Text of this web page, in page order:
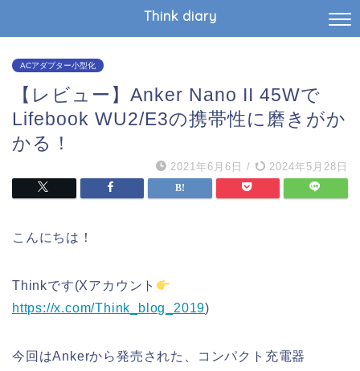
Think diary
ACアダプター小型化
【レビュー】Anker Nano II 45Wで
Lifebook WU2/E3の携帯性に磨きがか
かる！
2021年6月6日 / 2024年5月28日
こんにちは！
Thinkです(Xアカウント
https://x.com/Think_blog_2019)
今回はAnkerから発売された、コンパクト充電器